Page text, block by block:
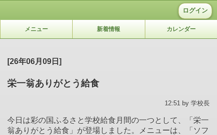
ログイン
メニュー 新着情報 カレンダー
[26年06月09日]
栄一翁ありがとう給食
12:51 by 学校長
今日は彩の国ふるさと学校給食月間の一つとして、「栄一
翁ありがとう給食」が登場しました。メニューは、「ソフ